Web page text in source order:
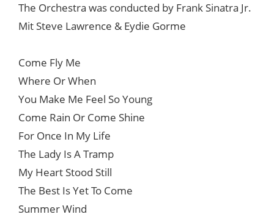
The Orchestra was conducted by Frank Sinatra Jr.
Mit Steve Lawrence & Eydie Gorme
Come Fly Me
Where Or When
You Make Me Feel So Young
Come Rain Or Come Shine
For Once In My Life
The Lady Is A Tramp
My Heart Stood Still
The Best Is Yet To Come
Summer Wind